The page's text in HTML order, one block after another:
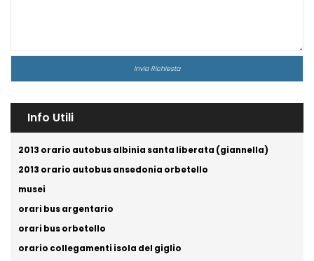
Info Utili
2013 orario autobus albinia santa liberata (giannella)
2013 orario autobus ansedonia orbetello
musei
orari bus argentario
orari bus orbetello
orario collegamenti isola del giglio